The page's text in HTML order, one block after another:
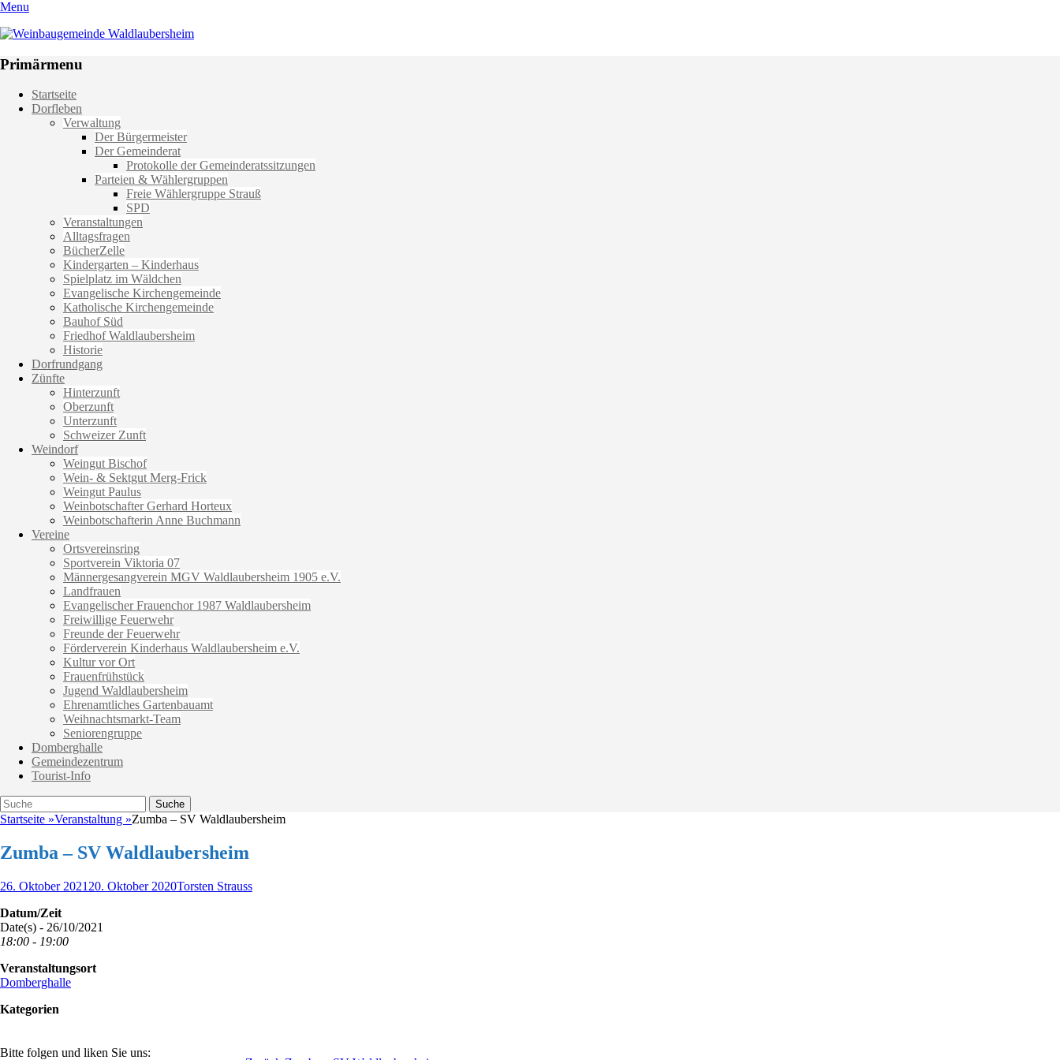
Menu
Weinbaugemeinde Waldlaubersheim
Primärmenu
Weiter
zum
Startseite
Dorfleben
Verwaltung
Der Bürgermeister
Der Gemeinderat
Protokolle der Gemeinderatssitzungen
Parteien & Wählergruppen
Freie Wählergruppe Strauß
SPD
Veranstaltungen
Alltagsfragen
BücherZelle
Kindergarten – Kinderhaus
Spielplatz im Wäldchen
Evangelische Kirchengemeinde
Katholische Kirchengemeinde
Bauhof Süd
Friedhof Waldlaubersheim
Historie
Dorfrundgang
Zünfte
Hinterzunft
Oberzunft
Unterzunft
Schweizer Zunft
Weindorf
Weingut Bischof
Wein- & Sektgut Merg-Frick
Weingut Paulus
Weinbotschafter Gerhard Horteux
Weinbotschafterin Anne Buchmann
Vereine
Ortsvereinsring
Sportverein Viktoria 07
Männergesangverein MGV Waldlaubersheim 1905 e.V.
Landfrauen
Evangelischer Frauenchor 1987 Waldlaubersheim
Freiwillige Feuerwehr
Freunde der Feuerwehr
Förderverein Kinderhaus Waldlaubersheim e.V.
Kultur vor Ort
Frauenfrühstück
Jugend Waldlaubersheim
Ehrenamtliches Gartenbauamt
Weihnachtsmarkt-Team
Seniorengruppe
Domberghalle
Gemeindezentrum
Tourist-Info
Suche
Suche
nach:
Startseite »Veranstaltung »Zumba – SV Waldlaubersheim
Zumba – SV Waldlaubersheim
Veröffentlicht
26. Oktober 2021 20. Oktober 2020Autor
Torsten Strauss
Datum/Zeit
Date(s) - 26/10/2021
18:00 - 19:00
Veranstaltungsort
Domberghalle
Kategorien
Bitte folgen und liken Sie uns: